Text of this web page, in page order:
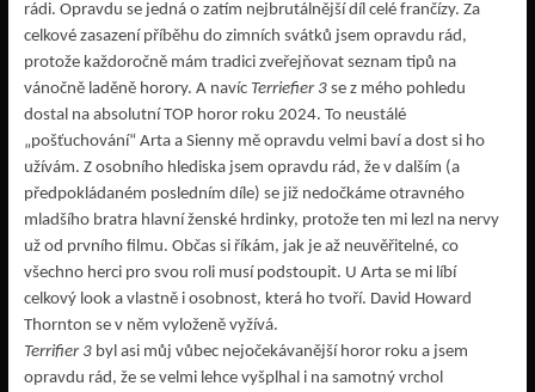
rádi. Opravdu se jedná o zatím nejbrutálnější díl celé frančízy. Za
celkové zasazení příběhu do zimních svátků jsem opravdu rád,
protože každoročně mám tradici zveřejňovat seznam tipů na
vánočně laděně horory. A navíc Terriefier 3se z mého pohledu
dostal na absolutní TOP horor roku 2024. To neustálé
„pošťuchování“ Arta a Sienny mě opravdu velmi baví a dost si ho
užívám. Z osobního hlediska jsem opravdu rád, že v dalším (a
předpokládaném posledním díle) se již nedočkáme otravného
mladšího bratra hlavní ženské hrdinky, protože ten mi lezl na nervy
už od prvního filmu. Občas si říkám, jak je až neuvěřitelné, co
všechno herci pro svou roli musí podstoupit. U Arta se mi líbí
celkový look a vlastně i osobnost, která ho tvoří. David Howard
Thornton se v něm vyloženě vyžívá.
Terrifier 3byl asi můj vůbec nejočekávanější horor roku a jsem
opravdu rád, že se velmi lehce vyšplhal i na samotný vrchol